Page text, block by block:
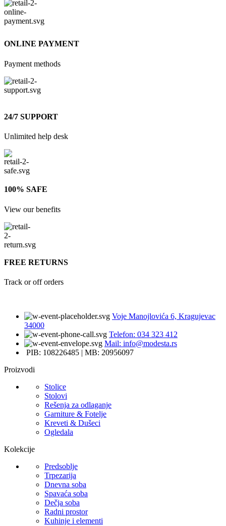
ONLINE PAYMENT
Payment methods
24/7 SUPPORT
Unlimited help desk
100% SAFE
View our benefits
FREE RETURNS
Track or off orders
Voje Manojlovića 6, Kragujevac
34000
Telefon: 034 323 412
Mail: info@modesta.rs
PIB: 108226485 | MB: 20956097
Proizvodi
Stolice
Stolovi
Rešenja za odlaganje
Garniture & Fotelje
Kreveti & Dušeci
Ogledala
Kolekcije
Predsoblje
Trpezarija
Dnevna soba
Spavaća soba
Dečja soba
Radni prostor
Kuhinje i elementi